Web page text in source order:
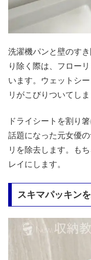
洗濯機パンと壁のす
り除く際は、フロー
います。ウェットシ
リがこびりついてしま
ドライシートを割り
話題になった元女優
リを除去します。も
レイにします。
スキマパッキン